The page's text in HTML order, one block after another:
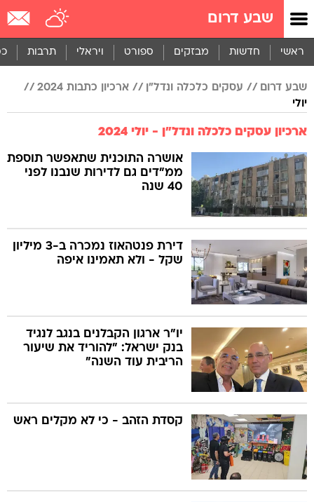
שבע דרום
ראשי חדשות מבזקים ספורט ויראלי תרבות
שבע דרום עסקים כלכלה ונדל"ן
ארכיון כתבות 2024
יולי
ארכיון עסקים כלכלה ונדל"ן - יולי 2024
אושרה התוכנית שתאפשר תוספת
ממ"דים גם לדירות שנבנו לפני
40 שנה
דירת פנטהאוז נמכרה ב-3 מיליון
שקל - ולא תאמינו איפה
יו"ר ארגון הקבלנים בנגב לנגיד
בנק ישראל: "להוריד את שיעור
הריבית עוד השנה"
קסדת הזהב - כי לא מקלים ראש